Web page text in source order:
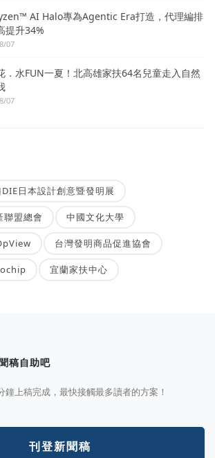
AI Halo專為Agentic Era打造，代理編排
提升34%
07
．水FUN一夏！北高雄家扶64名兒童走入自然
07
JDIE日本設計創意暨發明展
聯盟總會 中國文化大學
台灣發明商品促進協會
宜蘭家扶中心
稿自助吧
鐘上稿完成，最快接觸最多讀者的方案！
刊登新聞稿